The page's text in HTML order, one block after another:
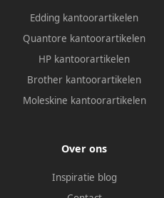
Edding kantoorartikelen
Quantore kantoorartikelen
HP kantoorartikelen
Brother kantoorartikelen
Moleskine kantoorartikelen
Over ons
Inspiratie blog